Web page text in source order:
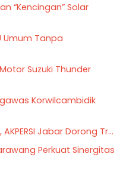
“Kencingan” Solar
Umum Tanpa
Suzuki Thunder
Korwilcambidik
Jabar Dorong Tr...
Perkuat Sinergitas